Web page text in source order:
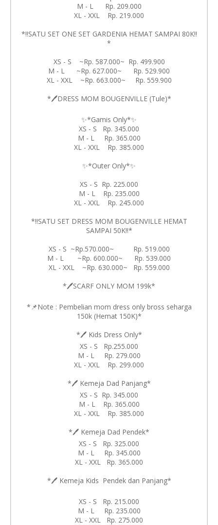
M - L Rp. 209.000
XL - XXL Rp. 219.000
*‼️SATU SET ONE SET GARDENIA HEMAT SAMPAI 80K‼️
*
XS - S ~Rp. 587.000~ Rp. 499.900
M - L ~Rp. 627.000~ Rp. 529.900
XL - XXL ~Rp. 663.000~ Rp. 559.900
*🖊️DRESS MOM BOUGENVILLE (Tule)*
✨*Gamis Only*✨
XS - S Rp. 345.000
M - L Rp. 365.000
XL - XXL Rp. 385.000
✨*Outer Only*✨
XS - S Rp. 225.000
M - L Rp. 235.000
XL - XXL Rp. 245.000
*‼️SATU SET DRESS MOM BOUGENVILLE HEMAT
SAMPAI 50K‼️*
XS - S ~Rp.570.000~ Rp. 519.000
M - L ~Rp. 600.000~ Rp. 539.000
XL - XXL ~Rp. 630.000~ Rp. 559.000
*🖊️SCARF ONLY MOM 199k*
*📌Note : Pembelian mom dress only bross seharga
150k (Hemat 150K)*
*🖊️ Kids Dress Only*
XS - S Rp.255.000
M - L Rp. 279.000
XL - XXL Rp. 299.000
*🖊️ Kemeja Dad Panjang*
XS - S Rp. 345.000
M - L Rp. 365.000
XL - XXL Rp. 385.000
*🖊️ Kemeja Dad Pendek*
XS - S Rp. 325.000
M - L Rp. 345.000
XL - XXL Rp. 365.000
*🖊️ Kemeja Kids Pendek dan Panjang*
XS - S Rp. 215.000
M - L Rp. 235.000
XL - XXL Rp. 275.000